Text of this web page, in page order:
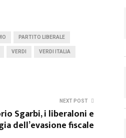
PARTITO LIBERALE
VERDI VERDI ITALIA
NEXT POST
Sgarbi, i liberaloni e
dell’evasione fiscale